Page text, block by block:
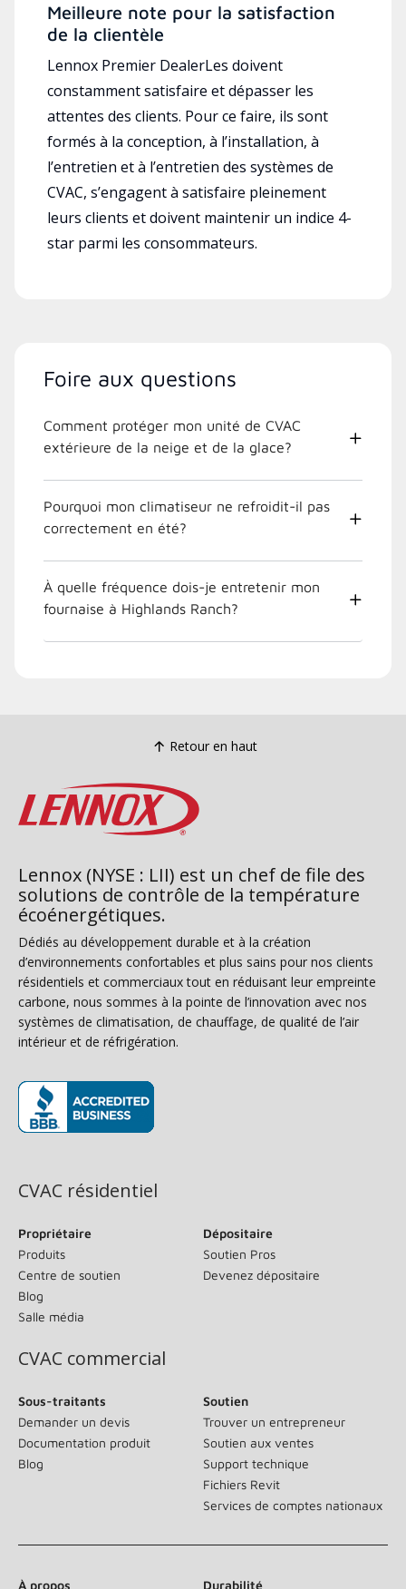
Meilleure note pour la satisfaction
de la clientèle
Lennox Premier DealerLes doivent
constamment satisfaire et dépasser les
attentes des clients. Pour ce faire, ils sont
formés à la conception, à l’installation, à
l’entretien et à l’entretien des systèmes de
CVAC, s’engagent à satisfaire pleinement
leurs clients et doivent maintenir un indice 4-
star parmi les consommateurs.
Foire aux questions
Comment protéger mon unité de CVAC
extérieure de la neige et de la glace?
Pourquoi mon climatiseur ne refroidit-il pas
correctement en été?
À quelle fréquence dois-je entretenir mon
fournaise à Highlands Ranch?
Retour en haut
Lennox (NYSE : LII) est un chef de file des
solutions de contrôle de la température
écoénergétiques.
Dédiés au développement durable et à la création
d’environnements confortables et plus sains pour nos clients
résidentiels et commerciaux tout en réduisant leur empreinte
carbone, nous sommes à la pointe de l’innovation avec nos
systèmes de climatisation, de chauffage, de qualité de l’air
intérieur et de réfrigération.
CVAC résidentiel
Propriétaire
Produits
Centre de soutien
Blog
Salle média
Dépositaire
Soutien Pros
Devenez dépositaire
CVAC commercial
Sous-traitants
Demander un devis
Documentation produit
Blog
Soutien
Trouver un entrepreneur
Soutien aux ventes
Support technique
Fichiers Revit
Services de comptes nationaux
À propos Durabilité